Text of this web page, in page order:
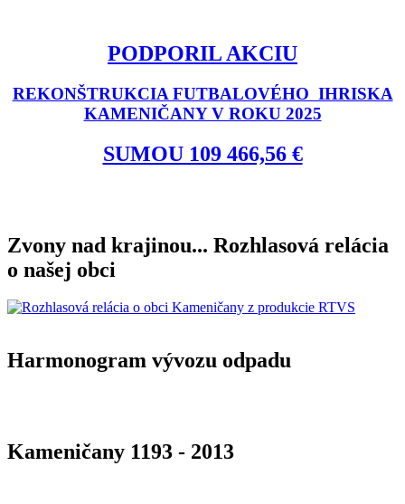
PODPORIL AKCIU
REKONŠTRUKCIA FUTBALOVÉHO IHRISKA
KAMENIČANY V ROKU 2025
SUMOU 109 466,56 €
Zvony nad krajinou... Rozhlasová relácia
o našej obci
Harmonogram vývozu odpadu
Kameničany 1193 - 2013